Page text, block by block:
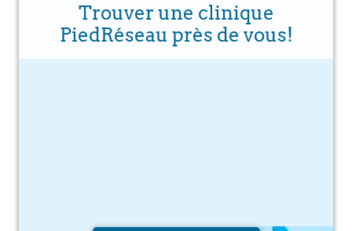
Trouver une clinique
PiedRéseau près de vous!